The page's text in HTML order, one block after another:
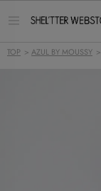
ー
TOP > AZUL BY MOUSSY >